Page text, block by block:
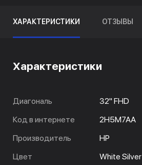
ХАРАКТЕРИСТИКИ ОТЗЫВЫ
Характеристики
Диагональ
32" FHD
Код в интернете
2H5M7AA
Производитель
HP
Цвет
White Silver